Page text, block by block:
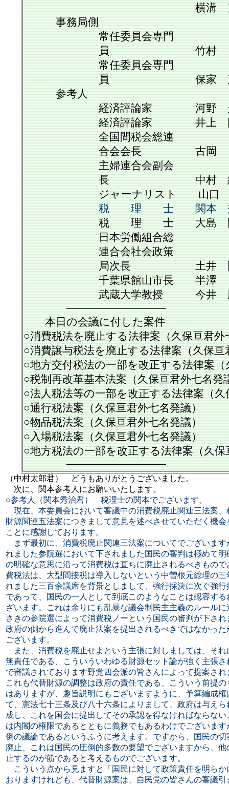
横溝 克己
事務局側
常任委員会専門
員 竹村 晟
常任委員会専門
員 保家 茂彰
参考人
経済評論家 河野 光
経済評論家 井上 隆
全国間税会総連
合会会長 古岡
主婦連合会副会
長 中村 紀伊
ジャーナリスト 山口 令
税 理 士 関本 秀
税 理 士 大島 隆
日本労働組合総
連合会社会政策
局次長 土井 隆
千葉県館山市長 半澤 良
武蔵大学教授 今井 勝
─────────────
本日の会議に付した案件
○消費税法を廃止する法律案（久保亘君外
○消費譲与税法を廃止する法律案（久保亘
○地方交付税法の一部を改正する法律案
○税制再改革基本法案（久保亘君外七名発
○法人税法等の一部を改正する法律案（
○通行税法案（久保亘君外七名発議）
○物品税法案（久保亘君外七名発議）
○入場税法案（久保亘君外七名発議）
○地方税法の一部を改正する法律案（久保
─────────────
（中村太郎君） どうもありがとうございました。
次に、関本参考人にお願いいたします。
○参考人（関本秀治君） 税理士の関本でございます。
現在、本委員会において審議中の消費税廃止関連三法案
財源関連五法案につきまして意見を述べさせていただく機
ことに感謝しております。
まず最初に、消費税廃止関連三法案についてでございま
れました参院選において下されました国民の審判は極めて
の明確な意思に沿って消費税は直ちに廃止されるべきもの
費税法は、大型間接税は導入しないという中曽根元総理の
れました三百余議席を背景としまして、強行採決に次ぐ強
であって、国民の一人として到底このようなことは認容す
ざいます。これは余りにも乱暴な議会制民主主義のルール
さきの参院選によって消費税ノーという国民の審判が下さ
政府の側から進んで廃止法案を提出されるべきではなかっ
ございます。
また、消費税を廃止せよという主張に対しましては、そ
無責任である、こういういわゆる財源セット論が強く主張
で審議されております野党四会派の皆さんによって提案さ
これも代替財源の調整は政府の責任である、こういう前提
はありますが、趣旨説明にもございますように、予算編成
て、憲法七十三条及び八十六条によりまして、政府は与え
成し、これを国会に提出してその承認を得なければならな
は内閣の権限であるとともに義務でもあるわけでございま
倒の議論であるというふうに考えます。ですから、国民の
廃止、これは国民の圧倒的多数の要望でございますから、
止するのが筋であると考えるものでございます。
こういう点から見ますと「国民に対して政策責任を明ら
おりますけれども、代替財源案は、自民党の皆さんの審議